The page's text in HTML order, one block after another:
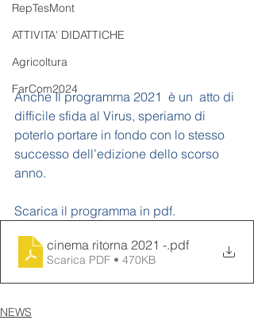
RepTesMont
ATTIVITA' DIDATTICHE
Agricoltura
FarCom2024
Anche Il programma 2021  è un  atto di
difficile sfida al Virus, speriamo di
poterlo portare in fondo con lo stesso
successo dell’edizione dello scorso
anno.
Scarica il programma in pdf.
cinema ritorna 2021 -.pdf
Scarica PDF • 470KB
NEWS